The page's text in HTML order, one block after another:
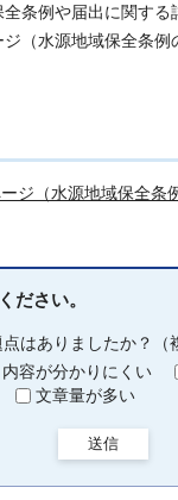
条例や届出に関する
ジ（水源地域保全条
ジ（水源地域保全条
ださい。
はありましたか？（
内容が分かりにくい
文章量が多い
送信